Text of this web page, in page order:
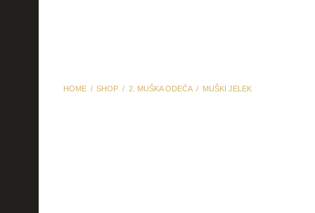
HOME SHOP 2. MUŠKA ODEĆA MUŠKI JELEK